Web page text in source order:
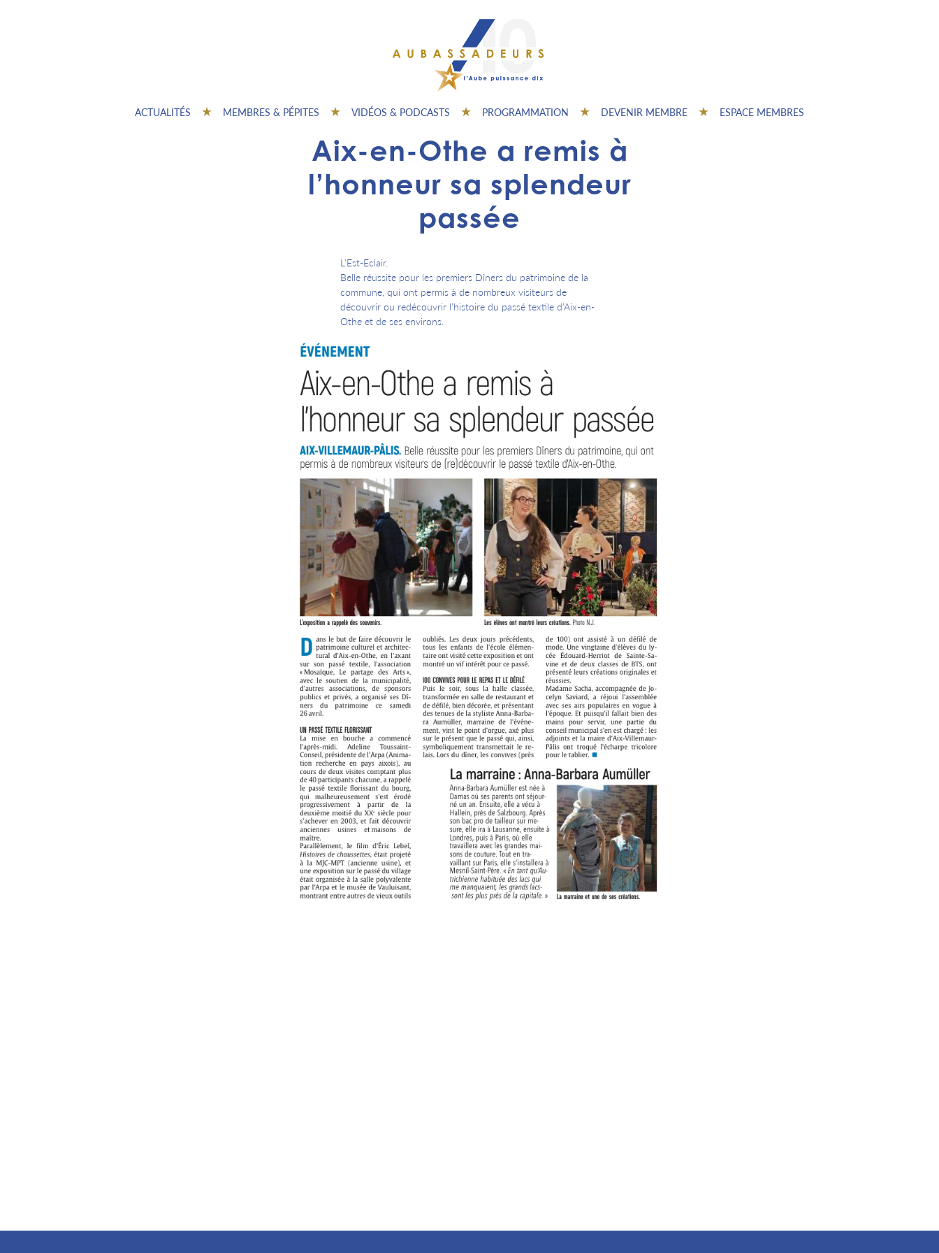
ACTUALITÉS MEMBRES & PÉPITES VIDÉOS & PODCASTS PROGRAMMATION DEVENIR MEMBRE ESPACE MEMBRES
Aix-en-Othe a remis à
l’honneur sa splendeur
passée
L'Est-Eclair.
Belle réussite pour les premiers Dîners du patrimoine de la
commune, qui ont permis à de nombreux visiteurs de
découvrir ou redécouvrir l’histoire du passé textile d’Aix-en-
Othe et de ses environs.